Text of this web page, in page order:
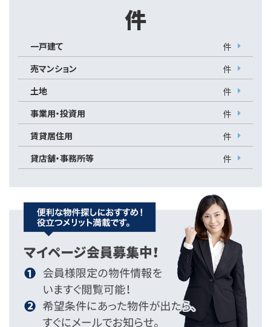
件
一戸建て
件
売マンション
件
土地
件
事業用・投資用
件
賃貸居住用
件
貸店舗・事務所等
件